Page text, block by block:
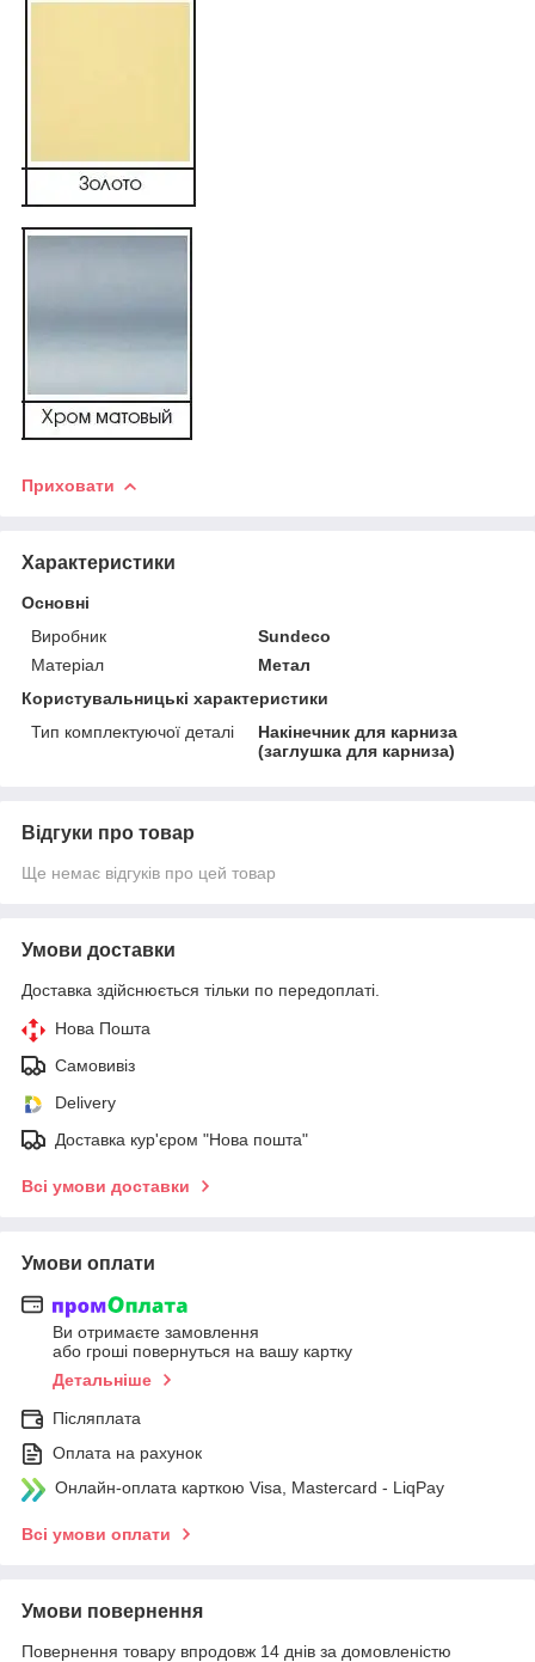
Приховати
Характеристики
Основні
Виробник
Sundeco
Матеріал
Метал
Користувальницькі характеристики
Тип комплектуючої деталі
Накінечник для карниза
(заглушка для карниза)
Відгуки про товар
Ще немає відгуків про цей товар
Умови доставки
Доставка здійснюється тільки по передоплаті.
Нова Пошта
Самовивіз
Delivery
Доставка кур'єром "Нова пошта"
Всі умови доставки
Умови оплати
Ви отримаєте замовлення
або гроші повернуться на вашу картку
Детальніше
Післяплата
Оплата на рахунок
Онлайн-оплата карткою Visa, Mastercard - LiqPay
Всі умови оплати
Умови повернення
Повернення товару впродовж 14 днів за домовленістю